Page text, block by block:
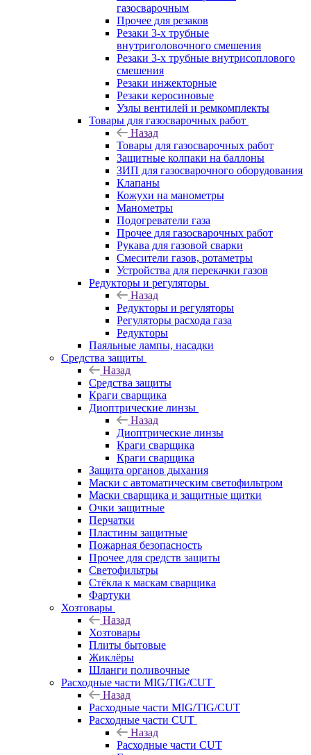
газосварочным
Прочее для резаков
Резаки 3-х трубные
внутриголовочного смешения
Резаки 3-х трубные внутрисоплового
смешения
Резаки инжекторные
Резаки керосиновые
Узлы вентилей и ремкомплекты
Товары для газосварочных работ
Назад
Товары для газосварочных работ
Защитные колпаки на баллоны
ЗИП для газосварочного оборудования
Клапаны
Кожухи на манометры
Манометры
Подогреватели газа
Прочее для газосварочных работ
Рукава для газовой сварки
Смесители газов, ротаметры
Устройства для перекачки газов
Редукторы и регуляторы
Назад
Редукторы и регуляторы
Регуляторы расхода газа
Редукторы
Паяльные лампы, насадки
Средства защиты
Назад
Средства защиты
Краги сварщика
Диоптрические линзы
Назад
Диоптрические линзы
Краги сварщика
Краги сварщика
Защита органов дыхания
Маски с автоматическим светофильтром
Маски сварщика и защитные щитки
Очки защитные
Перчатки
Пластины защитные
Пожарная безопасность
Прочее для средств защиты
Светофильтры
Стёкла к маскам сварщика
Фартуки
Хозтовары
Назад
Хозтовары
Плиты бытовые
Жиклёры
Шланги поливочные
Расходные части MIG/TIG/CUT
Назад
Расходные части MIG/TIG/CUT
Расходные части CUT
Назад
Расходные части CUT